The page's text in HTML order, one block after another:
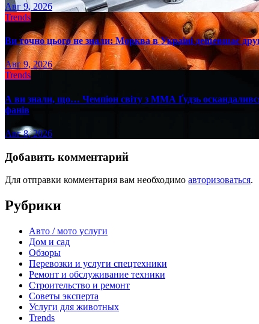
Авг 9, 2026
Trends
Ви точно цього не знали: Морква в Україні дешевшає
Авг 9, 2026
Trends
А ви знали, що… Чемпіон світу з ММА Ґудзь
фанів
Авг 8, 2026
Добавить комментарий
Для отправки комментария вам необходимо авторизоваться.
Рубрики
Авто / мото услуги
Дом и сад
Обзоры
Перевозки и услуги спецтехники
Ремонт и обслуживание техники
Строительство и ремонт
Советы эксперта
Услуги для животных
Trends